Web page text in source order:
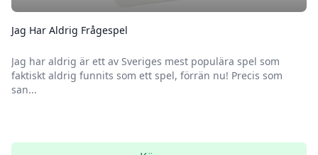
Jag Har Aldrig Frågespel
Jag har aldrig är ett av Sveriges mest populära spel som
faktiskt aldrig funnits som ett spel, förrän nu! Precis som
san...